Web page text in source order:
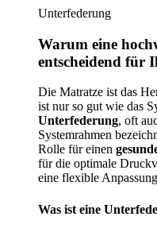
Unterfederung
Warum eine
entscheidend für
Die Matratze ist das
ist nur so gut wie das
Unterfederung, oft
Systemrahmen
Rolle für einen
für die optimale
eine flexible
Was ist eine